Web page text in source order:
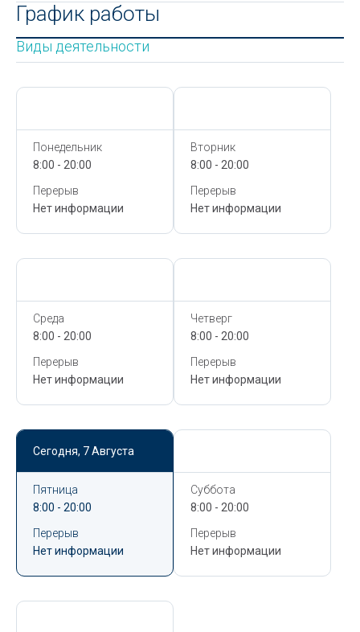
График работы
Виды деятельности
Понедельник
8:00 - 20:00
Перерыв
Нет информации
Вторник
8:00 - 20:00
Перерыв
Нет информации
Среда
8:00 - 20:00
Перерыв
Нет информации
Четверг
8:00 - 20:00
Перерыв
Нет информации
Сегодня, 7 Августа
Пятница
8:00 - 20:00
Перерыв
Нет информации
Суббота
8:00 - 20:00
Перерыв
Нет информации